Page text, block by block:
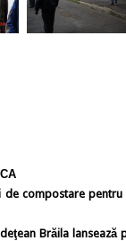
de compostare
Brăila lansează